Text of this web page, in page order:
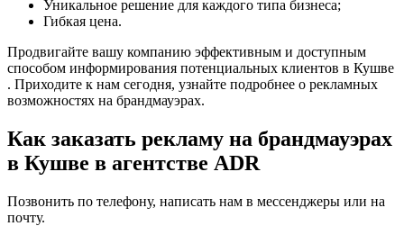
Уникальное решение для каждого типа бизнеса;
Гибкая цена.
Продвигайте вашу компанию эффективным и доступным
способом информирования потенциальных клиентов в Кушве
. Приходите к нам сегодня, узнайте подробнее о рекламных
возможностях на брандмауэрах.
Как заказать рекламу на брандмауэрах
в Кушве в агентстве ADR
Позвонить по телефону, написать нам в мессенджеры или на
почту.